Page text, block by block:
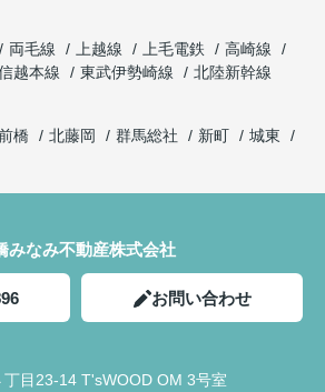
両毛線 上越線 上毛電鉄
高崎線
越本線 東武伊勢崎線
北陸新幹線
橋 北藤岡 群馬総社 新町
城東
みなみ不動産株式会社
お問い合わせ
目23‐14 T'sWOOD OM 3号室